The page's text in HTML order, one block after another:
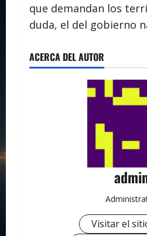
que demandan los
duda, el del gobierno
ACERCA DEL AUTOR
Visitar el